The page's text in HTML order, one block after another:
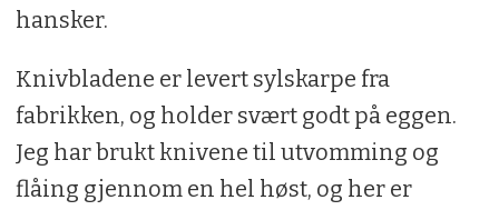
hansker.
Knivbladene er levert sylskarpe fra
fabrikken, og holder svært godt på eggen.
Jeg har brukt knivene til utvomming og
flåing gjennom en hel høst, og her er